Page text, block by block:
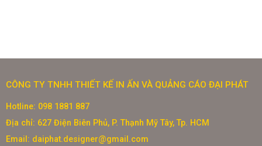
CÔNG TY TNHH THIẾT KẾ IN ẤN VÀ QUẢNG CÁO ĐẠI PHÁT
Hotline: 098 1881 887
Địa chỉ: 627 Điện Biên Phủ, P. Thạnh Mỹ Tây, Tp. HCM
Email: daiphat.designer@gmail.com